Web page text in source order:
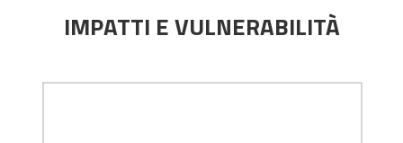
IMPATTI E VULNERABILITÀ